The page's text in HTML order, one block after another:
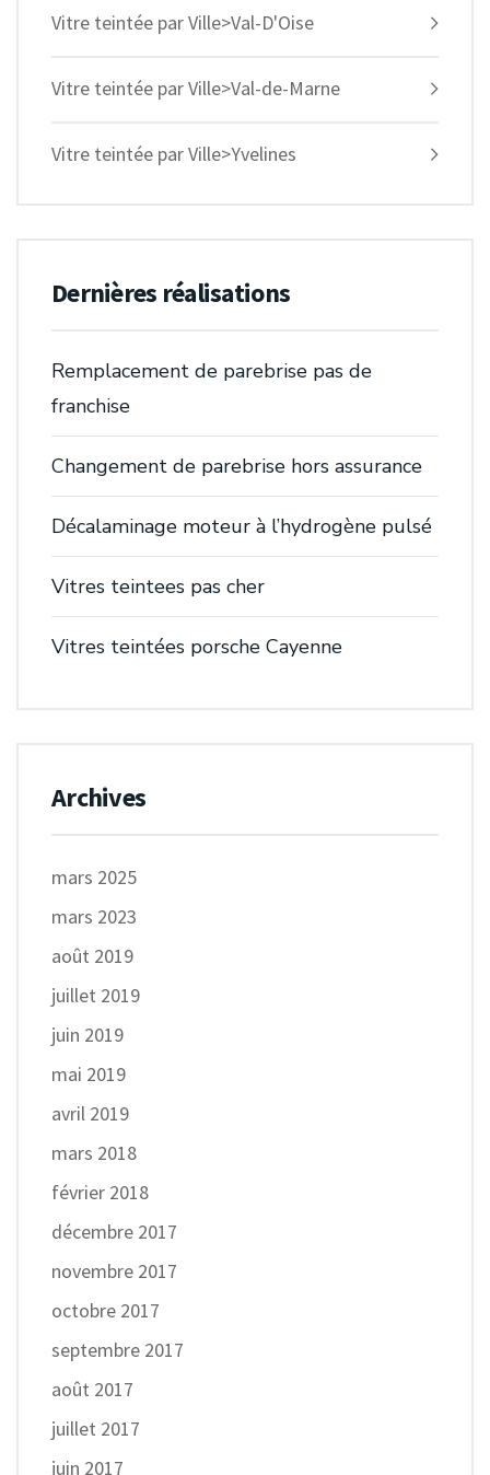
Vitre teintée par Ville>Val-D'Oise
Vitre teintée par Ville>Val-de-Marne
Vitre teintée par Ville>Yvelines
Dernières réalisations
Remplacement de parebrise pas de
franchise
Changement de parebrise hors assurance
Décalaminage moteur à l’hydrogène pulsé
Vitres teintees pas cher
Vitres teintées porsche Cayenne
Archives
mars 2025
mars 2023
août 2019
juillet 2019
juin 2019
mai 2019
avril 2019
mars 2018
février 2018
décembre 2017
novembre 2017
octobre 2017
septembre 2017
août 2017
juillet 2017
juin 2017